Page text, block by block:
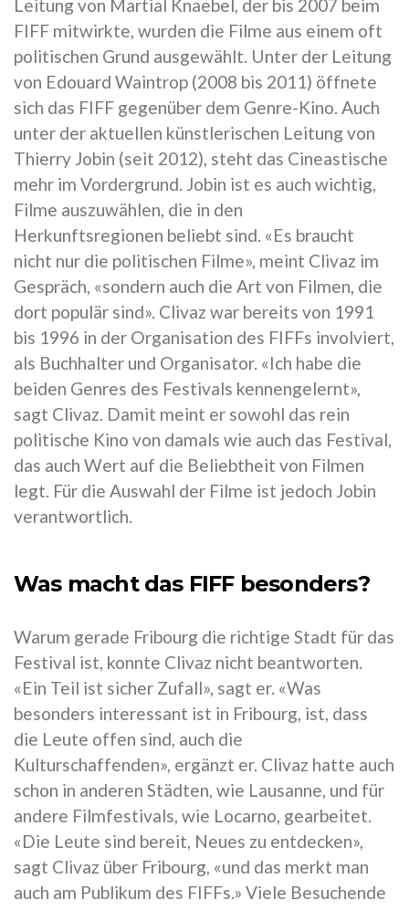
Leitung von Martial Knaebel, der bis 2007 beim
FIFF mitwirkte, wurden die Filme aus einem oft
politischen Grund ausgewählt. Unter der Leitung
von Edouard Waintrop (2008 bis 2011) öffnete
sich das FIFF gegenüber dem Genre-Kino. Auch
unter der aktuellen künstlerischen Leitung von
Thierry Jobin (seit 2012), steht das Cineastische
mehr im Vordergrund. Jobin ist es auch wichtig,
Filme auszuwählen, die in den
Herkunftsregionen beliebt sind. «Es braucht
nicht nur die politischen Filme», meint Clivaz im
Gespräch, «sondern auch die Art von Filmen, die
dort populär sind». Clivaz war bereits von 1991
bis 1996 in der Organisation des FIFFs involviert,
als Buchhalter und Organisator. «Ich habe die
beiden Genres des Festivals kennengelernt»,
sagt Clivaz. Damit meint er sowohl das rein
politische Kino von damals wie auch das Festival,
das auch Wert auf die Beliebtheit von Filmen
legt. Für die Auswahl der Filme ist jedoch Jobin
verantwortlich.
Was macht das FIFF besonders?
Warum gerade Fribourg die richtige Stadt für das
Festival ist, konnte Clivaz nicht beantworten.
«Ein Teil ist sicher Zufall», sagt er. «Was
besonders interessant ist in Fribourg, ist, dass
die Leute offen sind, auch die
Kulturschaffenden», ergänzt er. Clivaz hatte auch
schon in anderen Städten, wie Lausanne, und für
andere Filmfestivals, wie Locarno, gearbeitet.
«Die Leute sind bereit, Neues zu entdecken»,
sagt Clivaz über Fribourg, «und das merkt man
auch am Publikum des FIFFs.» Viele Besuchende